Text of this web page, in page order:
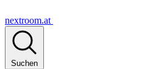
nextroom.at
Suchen